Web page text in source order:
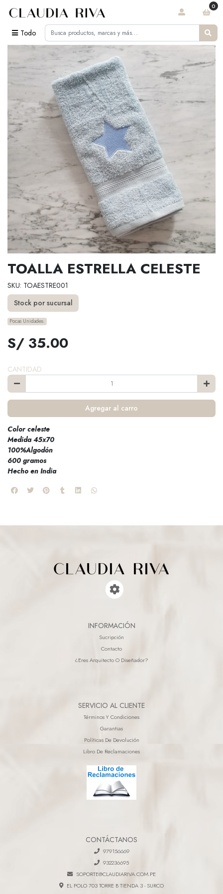
Todo
0
TOALLA ESTRELLA CELESTE
SKU: TOAESTRE001
Stock por sucursal
Pocas Unidades.
S/ 35.00
CANTIDAD
Agregar al carro
Color celeste
Medida 45x70
100%Algodón
600 gramos
Hecho en India
INFORMACIÓN
Sucripción
Contacto
¿eres Arquitecto O Diseñador?
SERVICIO AL CLIENTE
Términos Y Condiciones
Garantias
Políticas De Devolución
Libro De Reclamaciones
CONTÁCTANOS
979156669
932236695
SOPORTE@CLAUDIARIVA.COM.PE
EL POLO 703 TORRE B TIENDA 3 - SURCO